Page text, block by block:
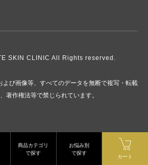
SKIN CLINIC All Rights reserved.
よび画像等、すべてのデータを無断で複写・転載
著作権法等で禁じられています。
商品カテゴリ
で探す
お悩み別
で探す
カート